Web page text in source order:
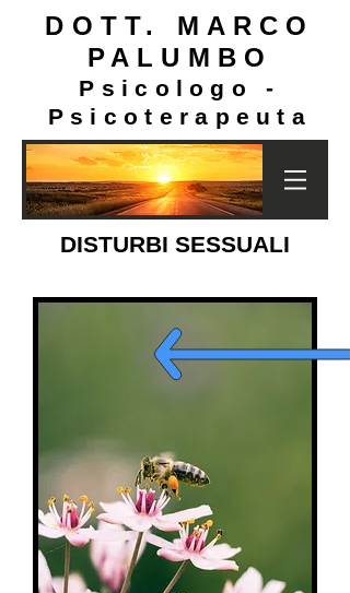
DOTT. MARCO
PALUMBO
Psicologo -
Psicoterapeuta
DISTURBI SESSUALI